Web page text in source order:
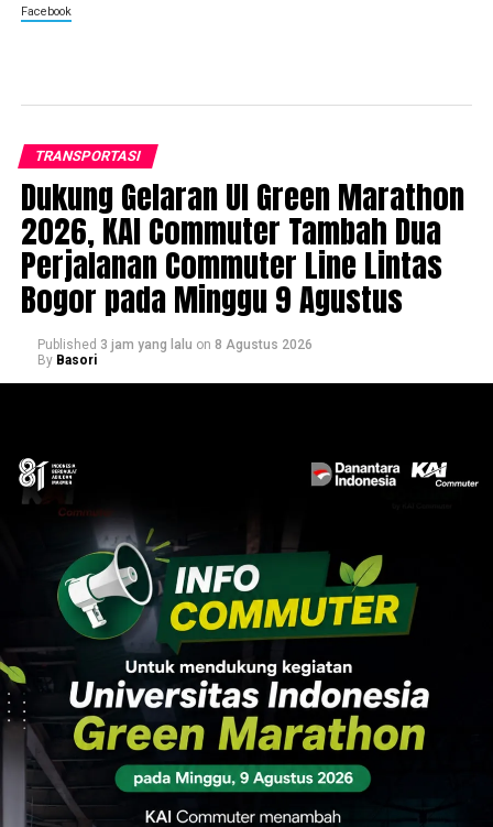
Facebook
TRANSPORTASI
Dukung Gelaran UI Green Marathon
2026, KAI Commuter Tambah Dua
Perjalanan Commuter Line Lintas
Bogor pada Minggu 9 Agustus
Published 3 jam yang lalu on 8 Agustus 2026
By Basori